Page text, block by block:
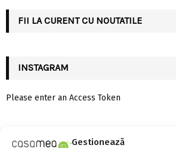
Gestionează
FII LA CURENT CU NOUTATILE
INSTAGRAM
Please enter an Access Token
CELE MAI CITITE